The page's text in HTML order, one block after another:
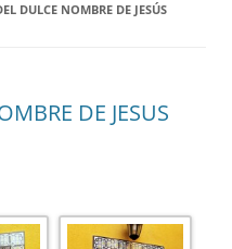
DULCE NOMBRE DE JESÚS
DE JESUS